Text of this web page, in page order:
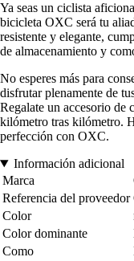
Ya seas un ciclista
bicicleta OXC será tu
resistente y elegante,
de almacenamiento y
No esperes más para
disfrutar plenamente de
Regalate un accesorio de
kilómetro tras kilómetro.
perfección con OXC.
Información adicional
Marca
Referencia del proveedor
Color
Color dominante
Como